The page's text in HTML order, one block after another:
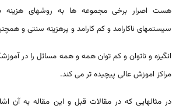
هست اصرار برخی مجموعه ها به روشهای هزینه
سیستمهای ناکارامد و کم کارامد و پرهزینه سنتی و
انگیزه و ناتوان و کم توان همه و همه مسائل را در
مراکز اموزش عالی پیچیده تر می کند.
در مثالهایی که در مقالات قبل و این مقاله به آن